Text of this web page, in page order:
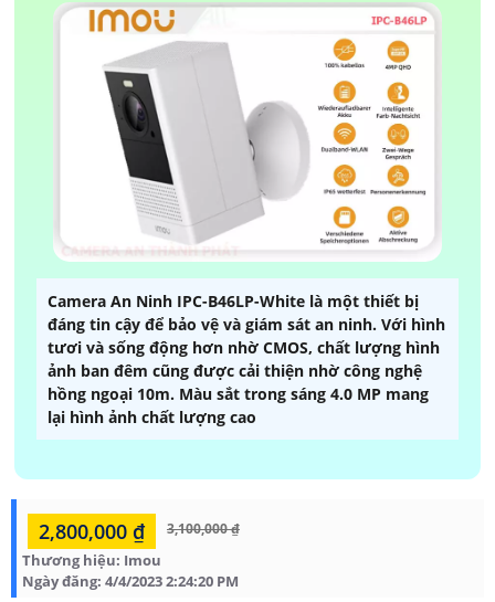
Camera An Ninh IPC-B46LP-White là một thiết bị
đáng tin cậy để bảo vệ và giám sát an ninh. Với hình
tươi và sống động hơn nhờ CMOS, chất lượng hình
ảnh ban đêm cũng được cải thiện nhờ công nghệ
hồng ngoại 10m. Màu sắt trong sáng 4.0 MP mang
lại hình ảnh chất lượng cao
2,800,000 ₫ 3,100,000 ₫
Thương hiệu: Imou
Ngày đăng: 4/4/2023 2:24:20 PM